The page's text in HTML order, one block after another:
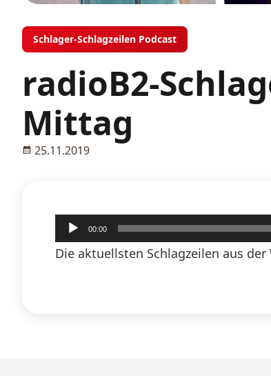
Schlager-Schlagzeilen Podcast
radioB2-
Mittag
25.11.2019
Audio-
Player
00:00
Die aktuellsten Schlagzeilen aus